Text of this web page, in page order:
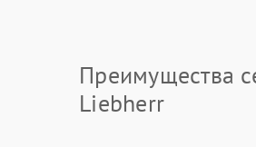
Преимущества
Liebherr